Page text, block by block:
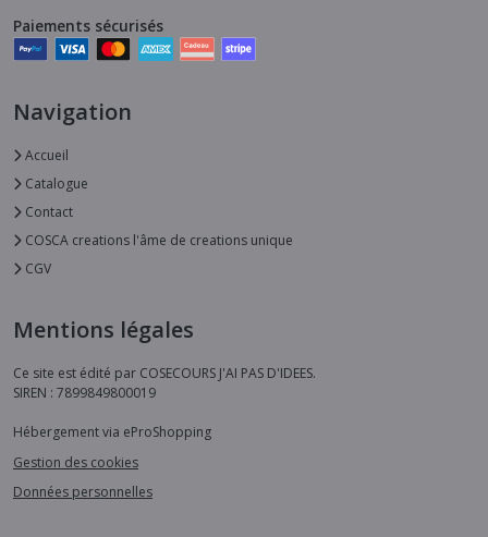
Paiements sécurisés
Navigation
Accueil
Catalogue
Contact
COSCA creations l'âme de creations unique
CGV
Mentions légales
Ce site est édité par COSECOURS J'AI PAS D'IDEES.
SIREN : 7899849800019
Hébergement via eProShopping
Gestion des cookies
Données personnelles